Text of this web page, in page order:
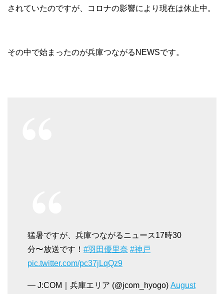
されていたのですが、コロナの影響により現在は休止中。
その中で始まったのが兵庫つながるNEWSです。
猛暑ですが、兵庫つながるニュース17時30
分〜放送です！ #羽田優里奈 #神戸
pic.twitter.com/pc37jLqQz9
— J:COM｜兵庫エリア (@jcom_hyogo) August